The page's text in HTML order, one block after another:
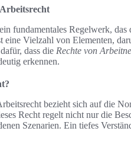
fundamentales Regelwerk,
eine Vielzahl von Elementen,
dass die Rechte von
erkennen.
bezieht sich auf die
Recht regelt nicht nur die
Szenarien. Ein tiefes